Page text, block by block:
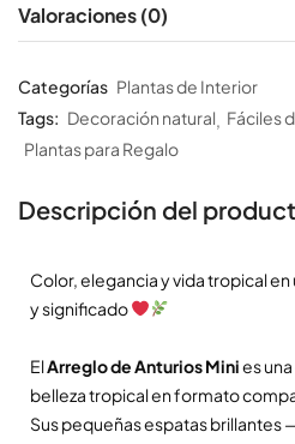
Valoraciones (0)
Categorías Plantas de Interior
Tags: Decoración natural Fáciles
Plantas para Regalo
Descripción del
Color, elegancia y vida tropical
y significado
ElArreglo de Anturios Minies
belleza tropical en formato
Sus pequeñas espatas brillantes